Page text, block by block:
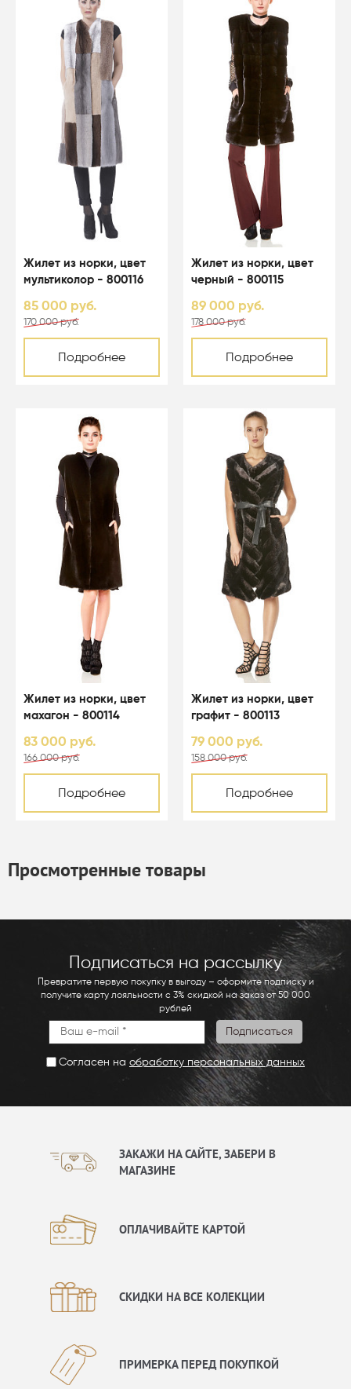
Жилет из норки, цвет
мультиколор - 800116
85 000 руб.
170 000 руб.
Подробнее
Жилет из норки, цвет
черный - 800115
89 000 руб.
178 000 руб.
Подробнее
Жилет из норки, цвет
махагон - 800114
83 000 руб.
166 000 руб.
Подробнее
Жилет из норки, цвет
графит - 800113
79 000 руб.
158 000 руб.
Подробнее
Просмотренные товары
Подписаться на рассылку
Превратите первую покупку в выгоду – оформите подписку и
получите карту лояльности с 3% скидкой на заказ от 50 000
рублей
Согласен на обработку персональных данных
ЗАКАЖИ НА САЙТЕ, ЗАБЕРИ В
МАГАЗИНЕ
ОПЛАЧИВАЙТЕ КАРТОЙ
СКИДКИ НА ВСЕ КОЛЕКЦИИ
ПРИМЕРКА ПЕРЕД ПОКУПКОЙ